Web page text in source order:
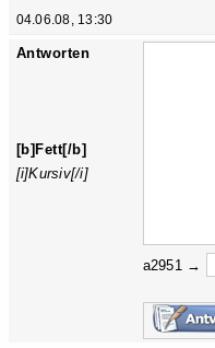
04.06.08, 13:30
Antworten
[b]Fett[/b]
[i]Kursiv[/i]
a2951 →